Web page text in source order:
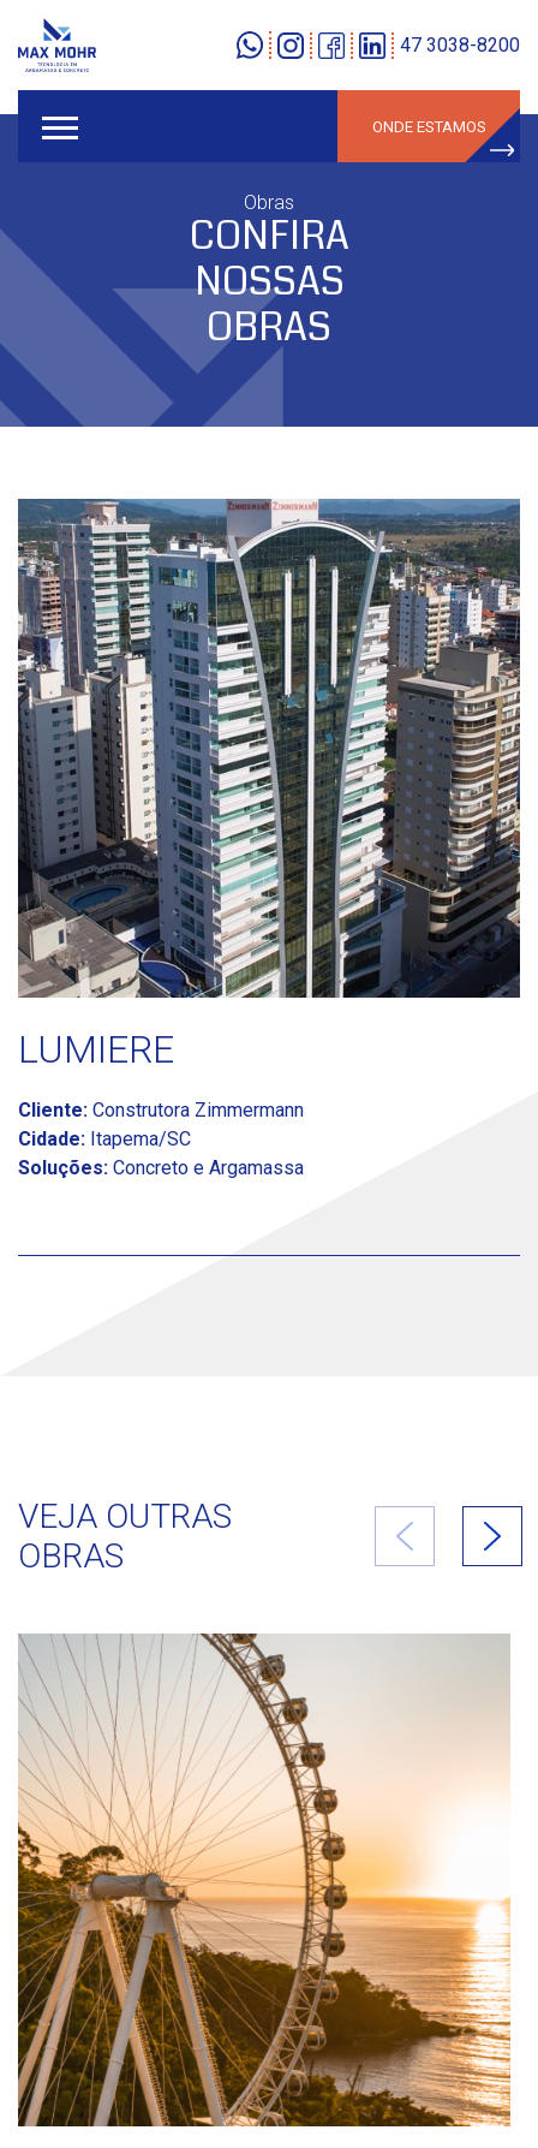
47 3038-8200
ONDE ESTAMOS
Obras
CONFIRA
NOSSAS
OBRAS
LUMIERE
Cliente: Construtora Zimmermann
Cidade: Itapema/SC
Soluções: Concreto e Argamassa
VEJA OUTRAS
OBRAS